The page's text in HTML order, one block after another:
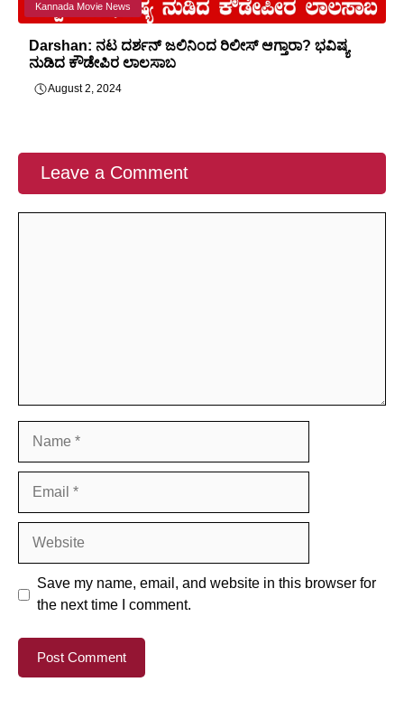
Kannada Movie News
Darshan: ನಟ ದರ್ಶನ್ ಜಲಿನಿಂದ ರಿಲೀಸ್ ಆಗ್ತಾರಾ? ಭವಿಷ್ಯ
ನುಡಿದ ಕೌಡೇಪಿರ ಲಾಲಸಾಬ
August 2, 2024
Leave a Comment
Save my name, email, and website in this browser for
the next time I comment.